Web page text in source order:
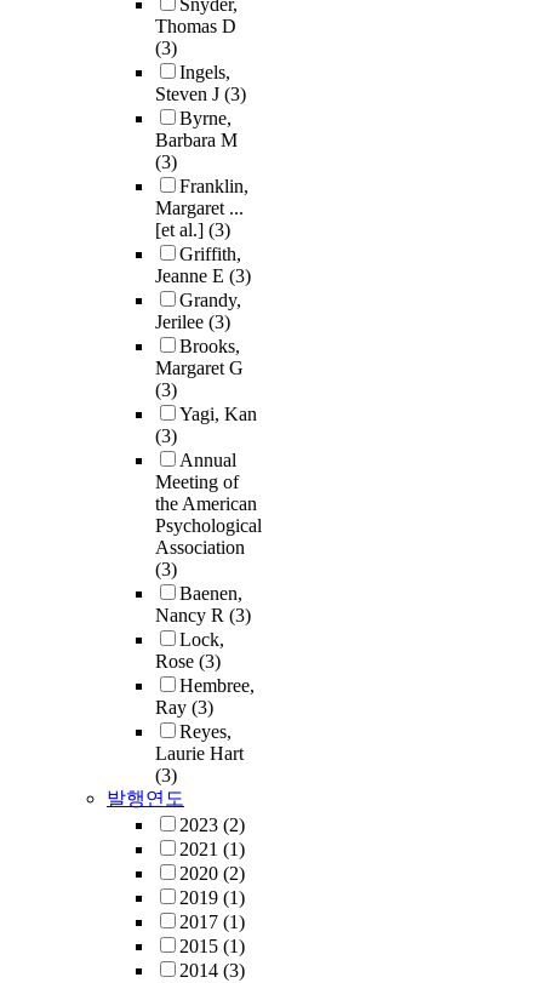
Snyder,
Thomas D
(3)
Ingels,
Steven J (3)
Byrne,
Barbara M
(3)
Franklin,
Margaret ...
[et al.] (3)
Griffith,
Jeanne E (3)
Grandy,
Jerilee (3)
Brooks,
Margaret G
(3)
Yagi, Kan
(3)
Annual
Meeting of
the American
Psychological
Association
(3)
Baenen,
Nancy R (3)
Lock,
Rose (3)
Hembree,
Ray (3)
Reyes,
Laurie Hart
(3)
발행연도
2023 (2)
2021 (1)
2020 (2)
2019 (1)
2017 (1)
2015 (1)
2014 (3)